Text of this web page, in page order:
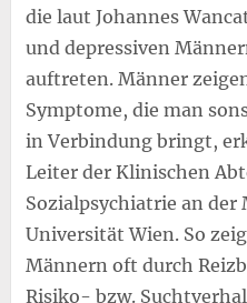
die laut Johannes
und depressiven
auftreten. Männer
Symptome, die man
in Verbindung bringt,
Leiter der Klinischen
Sozialpsychiatrie an der
Universität Wien. So
Männern oft durch
Risiko- bzw.